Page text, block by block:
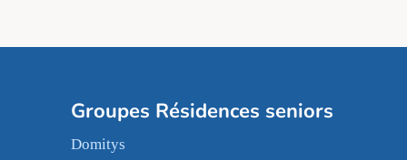
Groupes Résidences seniors
Domitys